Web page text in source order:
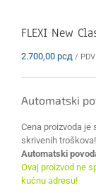
FLEXI New
2.700,00 рсд /
Automatski
Cena proizvoda je
skrivenih troškova!
Automatski
Ovaj proizvod ne
kućnu adresu!